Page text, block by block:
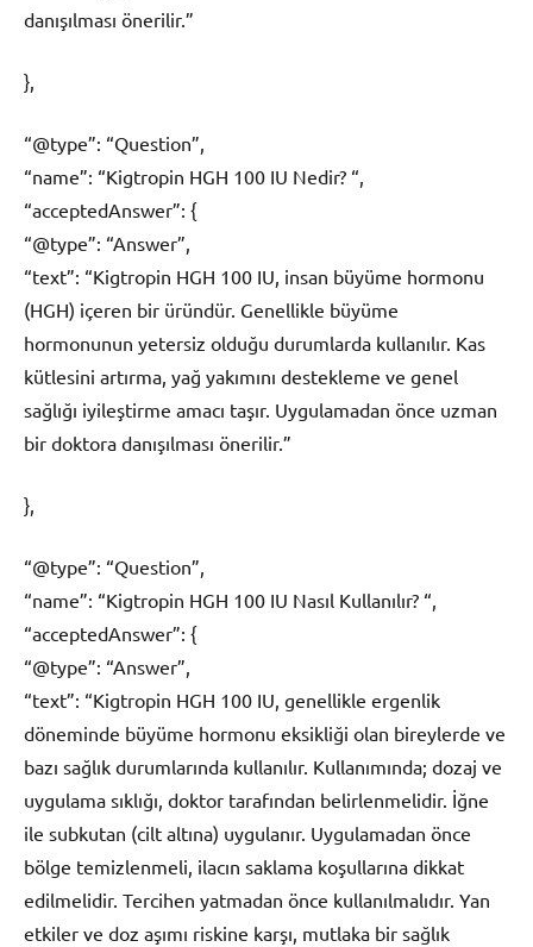
danışılması önerilir.”
},
“@type”: “Question”,
“name”: “Kigtropin HGH 100 IU Nedir? “,
“acceptedAnswer”: {
“@type”: “Answer”,
“text”: “Kigtropin HGH 100 IU, insan büyüme hormonu
(HGH) içeren bir üründür. Genellikle büyüme
hormonunun yetersiz olduğu durumlarda kullanılır. Kas
kütlesini artırma, yağ yakımını destekleme ve genel
sağlığı iyileştirme amacı taşır. Uygulamadan önce uzman
bir doktora danışılması önerilir.”
},
“@type”: “Question”,
“name”: “Kigtropin HGH 100 IU Nasıl Kullanılır? “,
“acceptedAnswer”: {
“@type”: “Answer”,
“text”: “Kigtropin HGH 100 IU, genellikle ergenlik
döneminde büyüme hormonu eksikliği olan bireylerde ve
bazı sağlık durumlarında kullanılır. Kullanımında; dozaj ve
uygulama sıklığı, doktor tarafından belirlenmelidir. İğne
ile subkutan (cilt altına) uygulanır. Uygulamadan önce
bölge temizlenmeli, ilacın saklama koşullarına dikkat
edilmelidir. Tercihen yatmadan önce kullanılmalıdır. Yan
etkiler ve doz aşımı riskine karşı, mutlaka bir sağlık